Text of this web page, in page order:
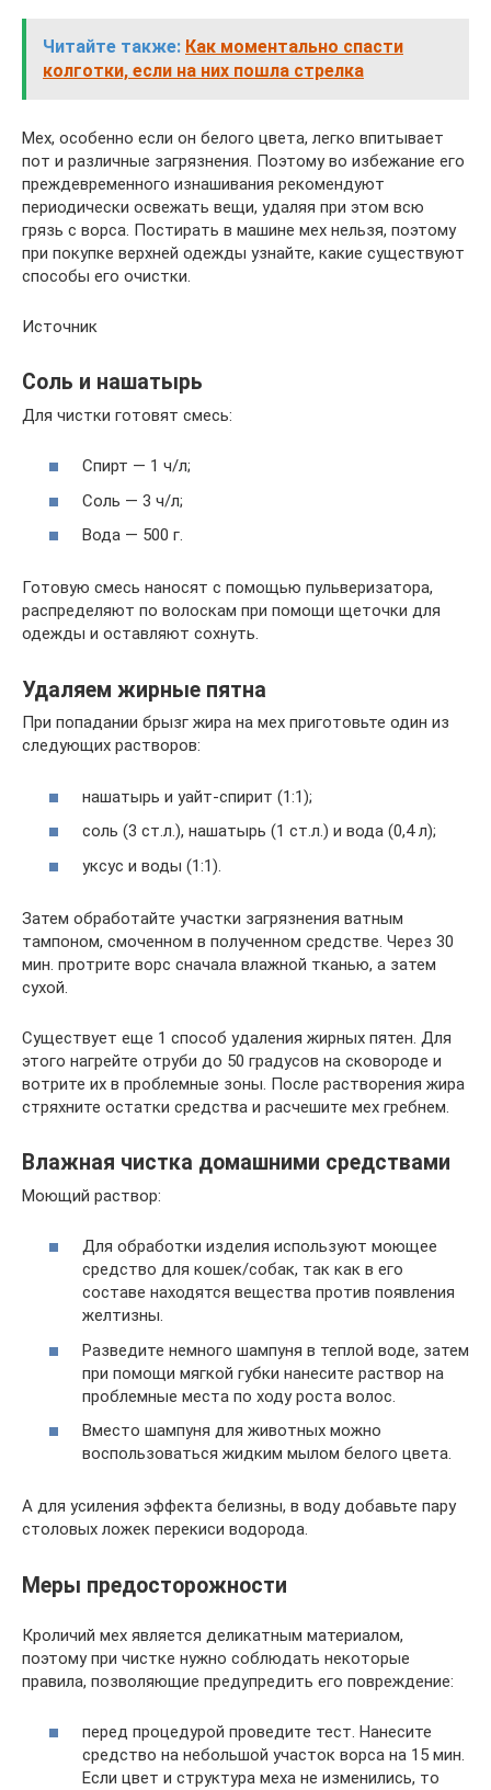
Читайте также: Как моментально спасти
колготки, если на них пошла стрелка
Мех, особенно если он белого цвета, легко впитывает
пот и различные загрязнения. Поэтому во избежание его
преждевременного изнашивания рекомендуют
периодически освежать вещи, удаляя при этом всю
грязь с ворса. Постирать в машине мех нельзя, поэтому
при покупке верхней одежды узнайте, какие существуют
способы его очистки.
Источник
Соль и нашатырь
Для чистки готовят смесь:
Спирт — 1 ч/л;
Соль — 3 ч/л;
Вода — 500 г.
Готовую смесь наносят с помощью пульверизатора,
распределяют по волоскам при помощи щеточки для
одежды и оставляют сохнуть.
Удаляем жирные пятна
При попадании брызг жира на мех приготовьте один из
следующих растворов:
нашатырь и уайт-спирит (1:1);
соль (3 ст.л.), нашатырь (1 ст.л.) и вода (0,4 л);
уксус и воды (1:1).
Затем обработайте участки загрязнения ватным
тампоном, смоченном в полученном средстве. Через 30
мин. протрите ворс сначала влажной тканью, а затем
сухой.
Существует еще 1 способ удаления жирных пятен. Для
этого нагрейте отруби до 50 градусов на сковороде и
вотрите их в проблемные зоны. После растворения жира
стряхните остатки средства и расчешите мех гребнем.
Влажная чистка домашними средствами
Моющий раствор:
Для обработки изделия используют моющее
средство для кошек/собак, так как в его
составе находятся вещества против появления
желтизны.
Разведите немного шампуня в теплой воде, затем
при помощи мягкой губки нанесите раствор на
проблемные места по ходу роста волос.
Вместо шампуня для животных можно
воспользоваться жидким мылом белого цвета.
А для усиления эффекта белизны, в воду добавьте пару
столовых ложек перекиси водорода.
Меры предосторожности
Кроличий мех является деликатным материалом,
поэтому при чистке нужно соблюдать некоторые
правила, позволяющие предупредить его повреждение:
перед процедурой проведите тест. Нанесите
средство на небольшой участок ворса на 15 мин.
Если цвет и структура меха не изменились, то